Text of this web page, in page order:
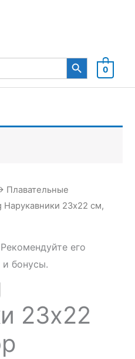
Search Button
0
Плавательные
Нарукавники 23х22 см,
его
и бонусы.
23х22